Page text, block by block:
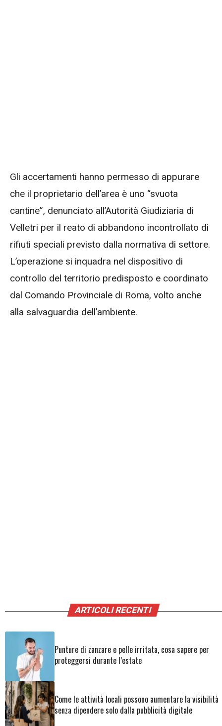
Gli accertamenti hanno permesso di appurare
che il proprietario dell’area è uno “svuota
cantine”, denunciato all’Autorità Giudiziaria di
Velletri per il reato di abbandono incontrollato di
rifiuti speciali previsto dalla normativa di settore.
L’operazione si inquadra nel dispositivo di
controllo del territorio predisposto e coordinato
dal Comando Provinciale di Roma, volto anche
alla salvaguardia dell’ambiente.
ARTICOLI RECENTI
Punture di zanzare e pelle irritata, cosa sapere per
proteggersi durante l’estate
Come le attività locali possono aumentare la visibilità
senza dipendere solo dalla pubblicità digitale